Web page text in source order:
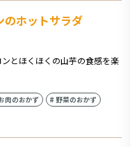
のホットサラダ
とほくほくの山芋の食感を楽
肉のおかず #野菜のおかず